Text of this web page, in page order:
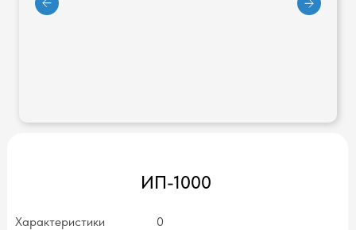
ИП-1000
0
Характеристики